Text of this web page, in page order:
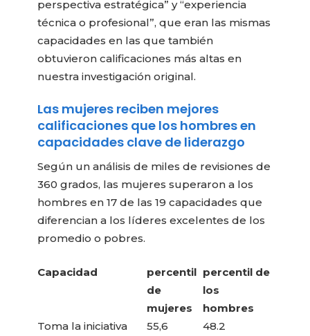
perspectiva estratégica” y “experiencia
técnica o profesional”, que eran las mismas
capacidades en las que también
obtuvieron calificaciones más altas en
nuestra investigación original.
Las mujeres reciben mejores
calificaciones que los hombres en
capacidades clave de liderazgo
Según un análisis de miles de revisiones de
360 ​​grados, las mujeres superaron a los
hombres en 17 de las 19 capacidades que
diferencian a los líderes excelentes de los
promedio o pobres.
Capacidad
percentil
de
mujeres
percentil de
los
hombres
Toma la iniciativa
55,6
48.2